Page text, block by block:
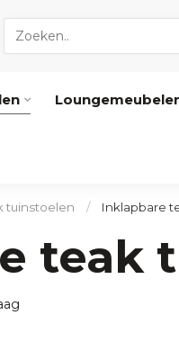
tuinstoelen / Inklapbare
teak